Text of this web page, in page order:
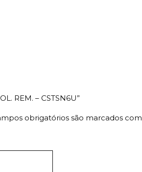
REM. – CSTSN6U”
obrigatórios são marcados com